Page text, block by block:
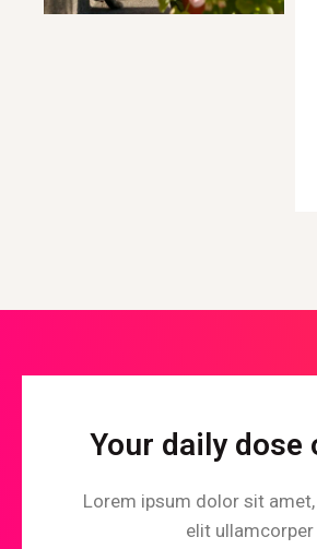
Your daily dose
Lorem ipsum dolor sit
elit ullamcorper